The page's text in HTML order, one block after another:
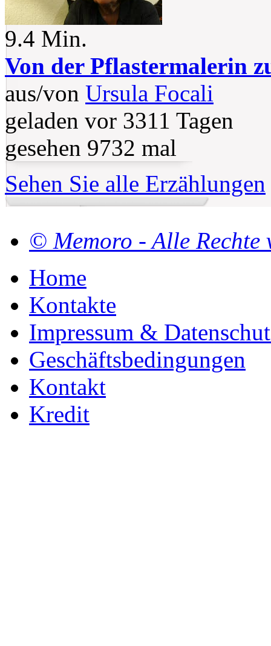
9.4 Min.
Von der Pflastermalerin
aus/von Ursula Focali
geladen vor 3311 Tagen
gesehen 9732 mal
Sehen Sie alle Erzählungen
© Memoro - Alle Rechte
Home
Kontakte
Impressum &
Geschäftsbedingungen
Kontakt
Kredit